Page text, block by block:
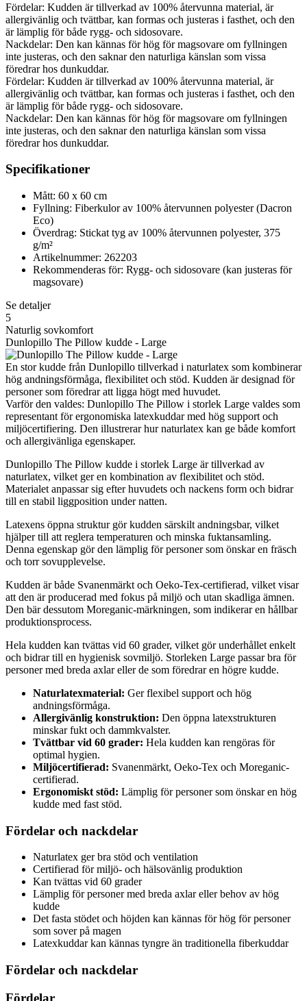
Fördelar: Kudden är tillverkad av 100% återvunna material, är
allergivänlig och tvättbar, kan formas och justeras i fasthet, och den
är lämplig för både rygg- och sidosovare.
Nackdelar: Den kan kännas för hög för magsovare om fyllningen
inte justeras, och den saknar den naturliga känslan som vissa
föredrar hos dunkuddar.
Fördelar: Kudden är tillverkad av 100% återvunna material, är
allergivänlig och tvättbar, kan formas och justeras i fasthet, och den
är lämplig för både rygg- och sidosovare.
Nackdelar: Den kan kännas för hög för magsovare om fyllningen
inte justeras, och den saknar den naturliga känslan som vissa
föredrar hos dunkuddar.
Specifikationer
Mått: 60 x 60 cm
Fyllning: Fiberkulor av 100% återvunnen polyester (Dacron
Eco)
Överdrag: Stickat tyg av 100% återvunnen polyester, 375
g/m²
Artikelnummer: 262203
Rekommenderas för: Rygg- och sidosovare (kan justeras för
magsovare)
Se detaljer
5
Naturlig sovkomfort
Dunlopillo The Pillow kudde - Large
En stor kudde från Dunlopillo tillverkad i naturlatex som kombinerar
hög andningsförmåga, flexibilitet och stöd. Kudden är designad för
personer som föredrar att ligga högt med huvudet.
Varför den valdes: Dunlopillo The Pillow i storlek Large valdes som
representant för ergonomiska latexkuddar med hög support och
miljöcertifiering. Den illustrerar hur naturlatex kan ge både komfort
och allergivänliga egenskaper.
Dunlopillo The Pillow kudde i storlek Large är tillverkad av
naturlatex, vilket ger en kombination av flexibilitet och stöd.
Materialet anpassar sig efter huvudets och nackens form och bidrar
till en stabil liggposition under natten.
Latexens öppna struktur gör kudden särskilt andningsbar, vilket
hjälper till att reglera temperaturen och minska fuktansamling.
Denna egenskap gör den lämplig för personer som önskar en fräsch
och torr sovupplevelse.
Kudden är både Svanenmärkt och Oeko-Tex-certifierad, vilket visar
att den är producerad med fokus på miljö och utan skadliga ämnen.
Den bär dessutom Moreganic-märkningen, som indikerar en hållbar
produktionsprocess.
Hela kudden kan tvättas vid 60 grader, vilket gör underhållet enkelt
och bidrar till en hygienisk sovmiljö. Storleken Large passar bra för
personer med breda axlar eller de som föredrar en högre kudde.
Naturlatexmaterial: Ger flexibel support och hög
andningsförmåga.
Allergivänlig konstruktion: Den öppna latexstrukturen
minskar fukt och dammkvalster.
Tvättbar vid 60 grader: Hela kudden kan rengöras för
optimal hygien.
Miljöcertifierad: Svanenmärkt, Oeko-Tex och Moreganic-
certifierad.
Ergonomiskt stöd: Lämplig för personer som önskar en hög
kudde med fast stöd.
Fördelar och nackdelar
Naturlatex ger bra stöd och ventilation
Certifierad för miljö- och hälsovänlig produktion
Kan tvättas vid 60 grader
Lämplig för personer med breda axlar eller behov av hög
kudde
Det fasta stödet och höjden kan kännas för hög för personer
som sover på magen
Latexkuddar kan kännas tyngre än traditionella fiberkuddar
Fördelar och nackdelar
Fördelar